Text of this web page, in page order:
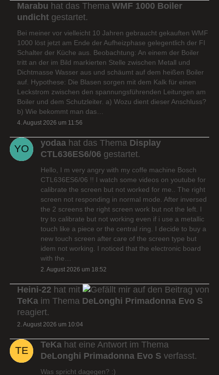
Marabu hat das Thema WMF 1000 Boiler
undicht gestartet.
Bei meiner vor vielleicht 10 Jahren gebraucht gekauften WMF
1000 löst jetzt am Ende der Aufheizphase gelegentlich der FI
Schalter der Küche aus. Beobachtung: An einem der Boiler
tritt an der im Bild markierten Stelle zwischen Metall und
Dichtmasse Wasser aus und schäumt auf dem heißen Boiler
auf. Hypothese: Die Blasen sorgen mit dem Kalk für einen
Leckstrom zwischen den spannungsführenden Leitungen am
Boiler und dem Schutzleiter. a) Wozu dient dieser Anschluss?
b) Wie bekommt man das…
4. August 2026 um 11:56
yodaa hat das Thema Display
CTL636ES6/06 gestartet.
Hello, I m very angry with my coffe machine Bosch
CTL636ES6/06 !! I watch some videos on youtube for
calibrate the screen but not worked for me.. The right
screen not responding in normal mode. After inversed
the 2 screens the right screen work but not the left. I
try to calibrate but not working even if i use a metallic
touch like a piece or the central ring. I decide to buy a
new touch screen after care of the screen type but
idem not working. I noticed that the electronic board
with the…
2. August 2026 um 18:52
Heini-22 hat mit
auf den Beitrag von
TeKa im Thema DeLonghi Primadonna Evo S
reagiert.
2. August 2026 um 10:04
TeKa hat eine Antwort im Thema
DeLonghi Primadonna Evo S verfasst.
Was spricht dagegen? :)